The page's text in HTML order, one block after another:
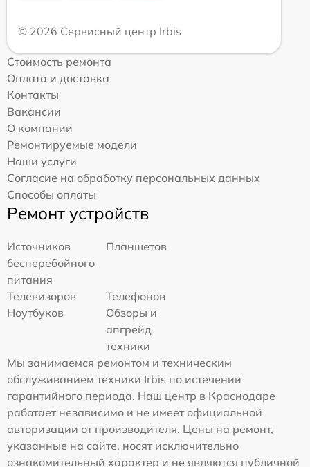
© 2026 Сервисный центр Irbis
Стоимость ремонта
Оплата и доставка
Контакты
Вакансии
О компании
Ремонтируемые модели
Наши услуги
Согласие на обработку персональных данных
Способы оплаты
Ремонт устройств
Источников
бесперебойного
питания
Планшетов
Телевизоров
Телефонов
Ноутбуков
Обзоры и
апгрейд
техники
Мы занимаемся ремонтом и техническим
обслуживанием техники Irbis по истечении
гарантийного периода. Наш центр в Краснодаре
работает независимо и не имеет официальной
авторизации от производителя. Цены на ремонт,
указанные на сайте, носят исключительно
ознакомительный характер и не являются публичной